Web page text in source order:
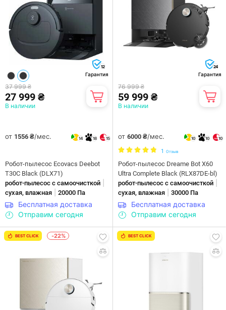
12
Гарантия
37 999 ₴
27 999 ₴
В наличии
от 1556 ₴/мес. 14 18 15
Робот-пылесос Ecovacs Deebot
T30C Black (DLX71)
робот-пылесос с самоочисткой
сухая, влажная 20000 Па
Бесплатная доставка
Отправим сегодня
24
Гарантия
76 999 ₴
59 999 ₴
В наличии
от 6000 ₴/мес. 10 10 10
1 Отзыв
Робот-пылесос Dreame Bot X60
Ultra Complete Black (RLX87DE-bl)
робот-пылесос с самоочисткой
сухая, влажная 30000 Па
Бесплатная доставка
Отправим сегодня
BEST CLICK -22% BEST CLICK